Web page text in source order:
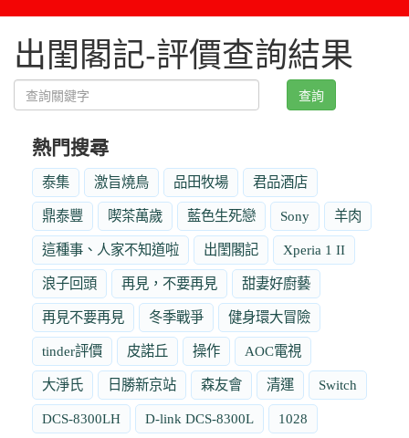
出閨閣記-評價查詢結果
查詢
熱門搜尋
泰集 激旨燒鳥 品田牧場 君品酒店
鼎泰豐 喫茶萬歲 藍色生死戀 Sony 羊肉
這種事、人家不知道啦 出閨閣記 Xperia 1 II
浪子回頭 再見，不要再見 甜妻好廚藝
再見不要再見 冬季戰爭 健身環大冒險
tinder評價 皮諾丘 操作 AOC電視
大淨氏 日勝新京站 森友會 清運 Switch
DCS-8300LH D-link DCS-8300L 1028